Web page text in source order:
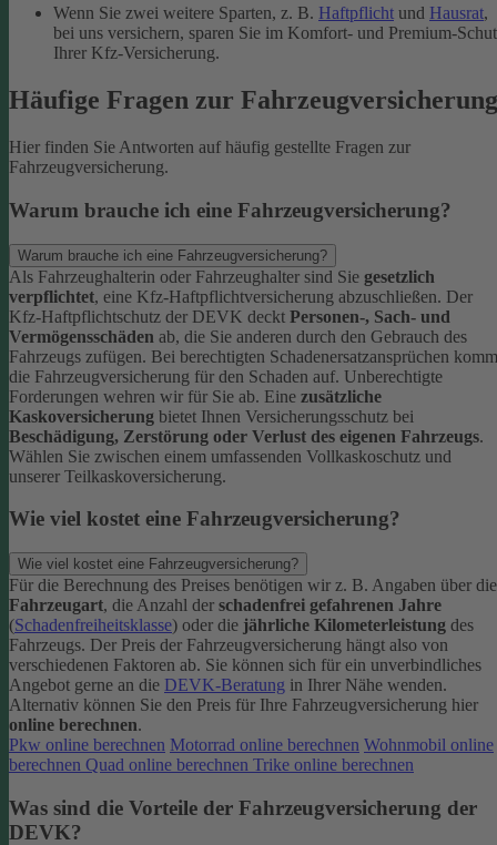
Wenn Sie zwei weitere Sparten, z. B. Haftpflicht und Hausrat,
bei uns versichern, sparen Sie im Komfort- und Premium-
Ihrer Kfz-Versicherung.
Häufige Fragen zur Fahrzeugversicherung
Hier finden Sie Antworten auf häufig gestellte Fragen zur
Fahrzeugversicherung.
Warum brauche ich eine Fahrzeugversicherung?
Warum brauche ich eine Fahrzeugversicherung?
Als Fahrzeughalterin oder Fahrzeughalter sind Sie gesetzlich
verpflichtet, eine Kfz-Haftpflichtversicherung abzuschließen. Der
Kfz-Haftpflichtschutz der DEVK deckt Personen-, Sach- und
Vermögensschäden ab, die Sie anderen durch den Gebrauch des
Fahrzeugs zufügen. Bei berechtigten Schadenersatzansprüchen
die Fahrzeugversicherung für den Schaden auf. Unberechtigte
Forderungen wehren wir für Sie ab. Eine zusätzliche
Kaskoversicherung bietet Ihnen Versicherungsschutz bei
Beschädigung, Zerstörung oder Verlust des eigenen Fahrzeugs.
Wählen Sie zwischen einem umfassenden Vollkaskoschutz und
unserer Teilkaskoversicherung.
Wie viel kostet eine Fahrzeugversicherung?
Wie viel kostet eine Fahrzeugversicherung?
Für die Berechnung des Preises benötigen wir z. B. Angaben über die
Fahrzeugart, die Anzahl der schadenfrei gefahrenen Jahre
(Schadenfreiheitsklasse) oder die jährliche Kilometerleistung des
Fahrzeugs. Der Preis der Fahrzeugversicherung hängt also von
verschiedenen Faktoren ab. Sie können sich für ein unverbindliches
Angebot gerne an die DEVK-Beratung in Ihrer Nähe wenden.
Alternativ können Sie den Preis für Ihre Fahrzeugversicherung hier
online berechnen.
Pkw online berechnen Motorrad online berechnen Wohnmobil online
berechnen Quad online berechnen Trike online berechnen
Was sind die Vorteile der Fahrzeugversicherung der
DEVK?